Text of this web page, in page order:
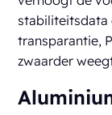
stabiliteitsdata
transparantie,
zwaarder